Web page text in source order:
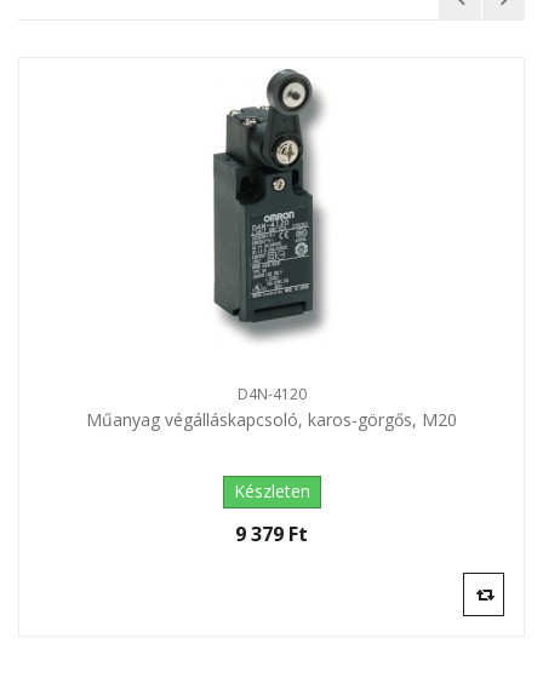
D4N-4120
Műanyag végálláskapcsoló, karos-görgős, M20
Készleten
9 379 Ft‎